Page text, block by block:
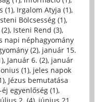
(1), Irgalom Atyja (1),
Bölcsesség (1),
, Isteni Rend (3),
napi néphagyomány
(2), január 15.
, Január 6. (2), január
(1), jeles napok
, Jézus bemutatása
egyenlőség (1),